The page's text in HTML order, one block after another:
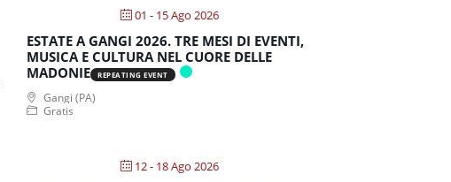
01 - 15 Ago 2026
ESTATE A GANGI 2026. TRE MESI DI EVENTI,
MUSICA E CULTURA NEL CUORE DELLE
MADONIE
REPEATING EVENT
Gangi (PA)
Gratis
12 - 18 Ago 2026